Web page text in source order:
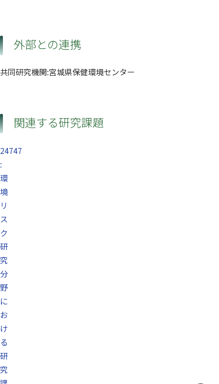
外部との連携
共同研究機関:宮城県保健環境センター
関連する研究課題
24747
:
環
境
リ
ス
ク
研
究
分
野
に
お
け
る
研
究